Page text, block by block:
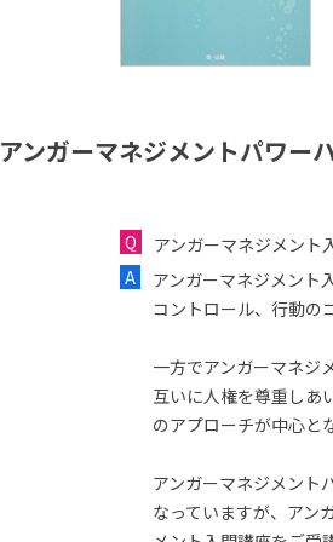
アンガーマネジメントパワー
アンガーマネジメント
アンガーマネジメント
コントロール、行動の
一方でアンガーマネジ
互いに人権を尊重しあ
のアプローチが中心と
アンガーマネジメント
なっていますが、アン